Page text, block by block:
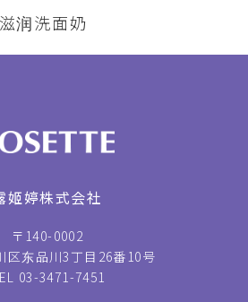
润洗面奶
姬婷株式会社
〒140-0002
区东品川3丁目26番10号
03-3471-7451